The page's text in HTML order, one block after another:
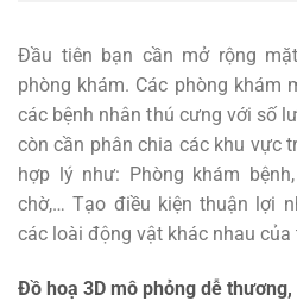
Đầu tiên bạn cần mở rộng
phòng khám. Các phòng khám
các bệnh nhân thú cưng với số
còn cần phân chia các khu vực
hợp lý như: Phòng khám
chờ,… Tạo điều kiện thuận lợi
các loài động vật khác nhau của
Đồ hoạ 3D mô phỏng dễ